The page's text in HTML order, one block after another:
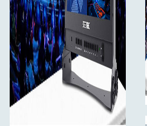
Rám ATEM156 je vyroben z
odlehčeného hliníku
hmotnost zařízení ATEM156 je
konzole) a přitom má má
trvanlivost a je vhodný pro
jako je mobilní natáčení, živé
exteriérech.
Monitor pro vysílání živé